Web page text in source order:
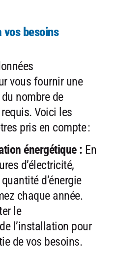
vos besoins
vous fournir une
nombre de
Voici les
pris en compte :
énergétique : En
d’électricité,
d’énergie
chaque année.
le
l’installation pour
de vos besoins.